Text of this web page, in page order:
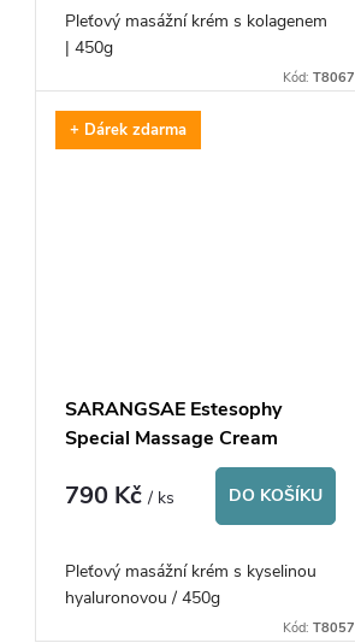
k
u
k
Pleťový masážní krém s kolagenem
| 450g
Kód:T8067
+ Dárek zdarma
SARANGSAE Estesophy
Special Massage Cream
790 Kč/ ks DO KOŠÍKU
Pleťový masážní krém s kyselinou
hyaluronovou / 450g
Kód:T8057